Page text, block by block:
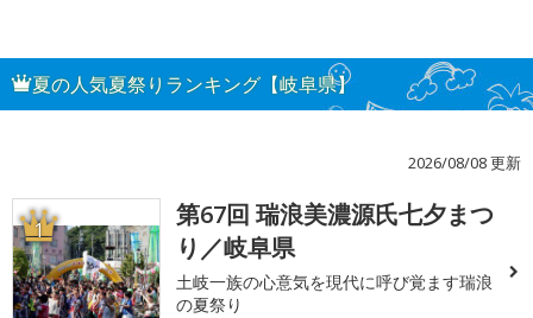
夏の人気夏祭りランキング【岐阜県】
2026/08/08 更新
1
第67回 瑞浪美濃源氏七夕まつ
り／岐阜県
土岐一族の心意気を現代に呼び覚ます瑞浪
の夏祭り